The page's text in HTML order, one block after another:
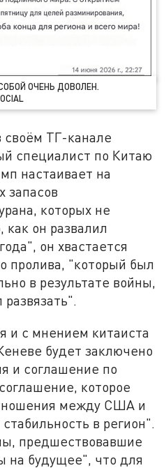
ОЧЕНЬ ДОВОЛЕН.
своём ТГ-канале
специалист по Китаю
настаивает на
запасов
которых не
как он развалил
он хвастается
пролива, "который был
в результате войны,
и с мнением китаиста
будет заключено
и соглашение по
которое
между США и
в регион".
предшествовавшие
на будущее", что для